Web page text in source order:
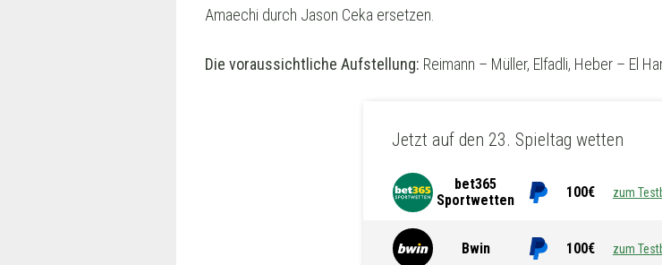
Amaechi durch Jason Ceka ersetzen.
Die voraussichtliche Aufstellung: Reimann – Müller, Elfadli, Heber – El
Jetzt auf den 23. Spieltag wetten
bet365
Sportwetten
100€ zum
Bwin 100€ zum